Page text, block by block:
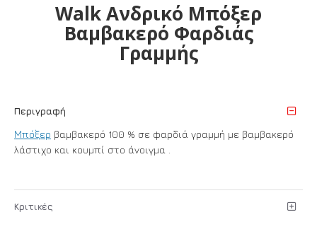
Walk Ανδρικό Μπόξερ
Βαμβακερό Φαρδιάς
Γραμμής
Περιγραφή
Μπόξερ βαμβακερό 100 % σε φαρδιά γραμμή με βαμβακερό
λάστιχο και κουμπί στο άνοιγμα .
Κριτικές